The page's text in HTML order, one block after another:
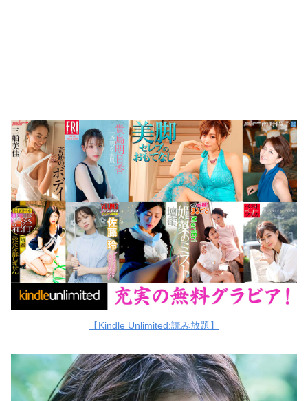
【Kindle Unlimited:読み放題】